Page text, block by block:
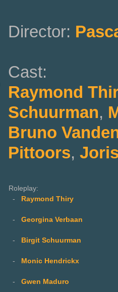
Director:
Cast:
Raymond
Schuurman,
Bruno
Pittoors,
Roleplay:
-
Raymond Thiry
- Georgina Verbaan
- Birgit Schuurman
- Monic Hendrickx
- Gwen Maduro